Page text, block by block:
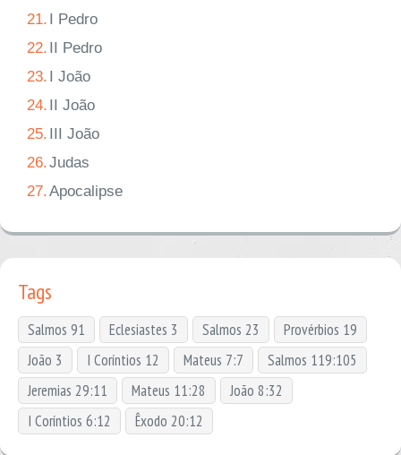
21. I Pedro
22. II Pedro
23. I João
24. II João
25. III João
26.Judas
27.Apocalipse
Tags
Salmos 91 Eclesiastes 3 Salmos 23
Provérbios 19
João 3
I Coríntios 12 Mateus 7:7
Salmos 119:105
Jeremias 29:11
Mateus 11:28
João 8:32
I Coríntios 6:12
Êxodo 20:12